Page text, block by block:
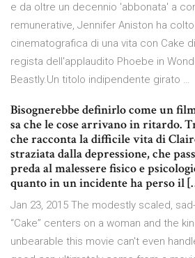
e da oltre un decennio 'abbonata' a
remunerative, Jennifer Aniston ha
cinematografica di una vita con Cake
regista dell'applaudito Phoebe in
Beastly.Un titolo indipendente girato …
Bisognerebbe definirlo come un
sa che le cose arrivano in ritardo.
che racconta la difficile vita di
straziata dalla depressione, che
preda al malessere fisico e
quanto in un incidente ha perso il
Jan 23, 2015 The modestly scaled,
“Cake” centers on a woman and the
unbearable this movie can't even